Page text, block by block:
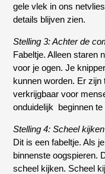
gele vlek in ons
details blijven zien.
Stelling 3: Achter de
Fabeltje. Alleen staren
voor je ogen. Je
kunnen worden. Er
verkrijgbaar voor
onduidelijk beginnen te
Stelling 4: Scheel
Dit is een fabeltje. Als
binnenste oogspieren.
scheel kijken. Scheel